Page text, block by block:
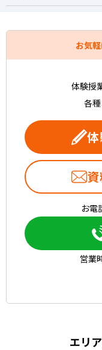
お気
体験授
各
お電
営業
エリ